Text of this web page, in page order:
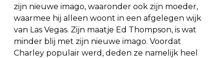
zijn nieuwe imago, waaronder ook zijn moeder,
waarmee hij alleen woont in een afgelegen wijk
van Las Vegas. Zijn maatje Ed Thompson, is wat
minder blij met zijn nieuwe imago. Voordat
Charley populair werd, deden ze namelijk heel